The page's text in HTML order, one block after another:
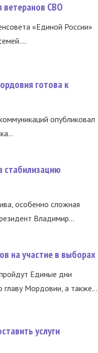
ветеранов СВО
«Единой России»
готова к
опубликовал
стабилизацию
особенно сложная
Владимир...
на участие в выборах
Единые дни
главу Мордовии, а также...
услуги